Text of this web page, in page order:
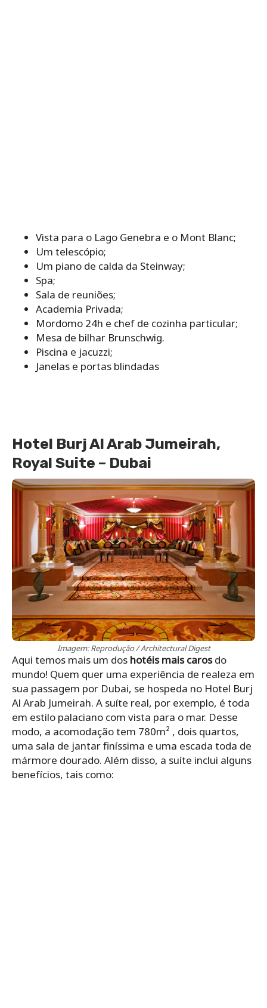
Vista para o Lago Genebra e o Mont Blanc;
Um telescópio;
Um piano de calda da Steinway;
Spa;
Sala de reuniões;
Academia Privada;
Mordomo 24h e chef de cozinha particular;
Mesa de bilhar Brunschwig.
Piscina e jacuzzi;
Janelas e portas blindadas
Hotel Burj Al Arab Jumeirah,
Royal Suite – Dubai
Imagem: Reprodução / Architectural Digest
Aqui temos mais um dos hotéis mais carosdo
mundo! Quem quer uma experiência de realeza em
sua passagem por Dubai, se hospeda no Hotel Burj
Al Arab Jumeirah. A suíte real, por exemplo, é toda
em estilo palaciano com vista para o mar. Desse
modo, a acomodação tem 780m² , dois quartos,
uma sala de jantar finíssima e uma escada toda de
mármore dourado. Além disso, a suíte inclui alguns
benefícios, tais como: